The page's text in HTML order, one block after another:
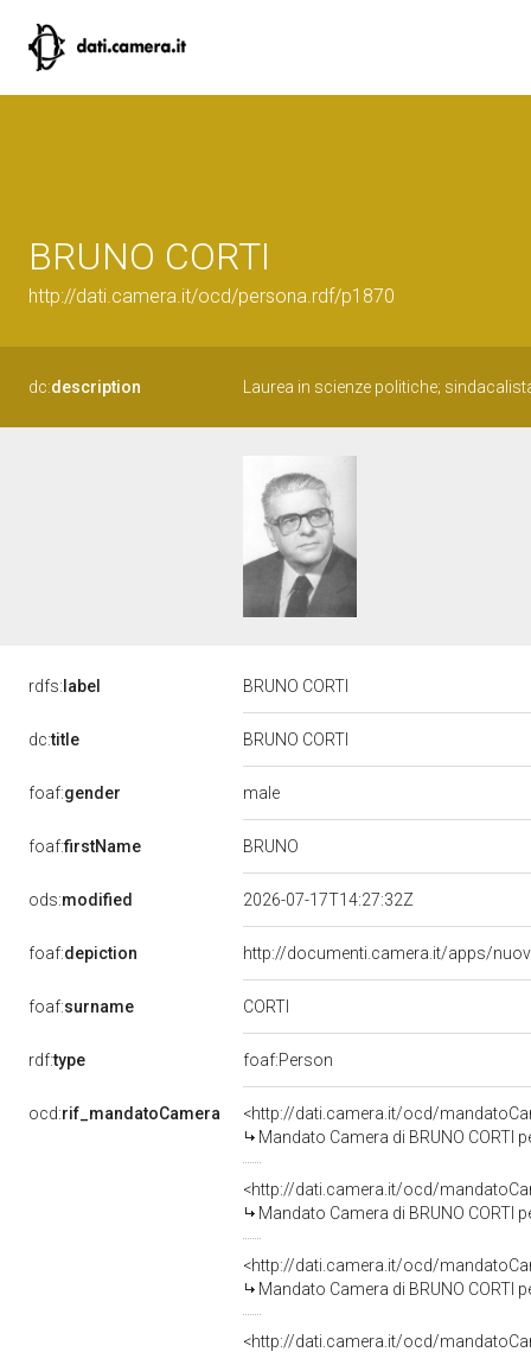
BRUNO CORTI
http://dati.camera.it/ocd/persona.rdf/p1870
dc:description Laurea in scienze politiche;
rdfs: label BRUNO CORTI
dc:title BRUNO CORTI
foaf:gender male
foaf:firstName BRUNO
ods:modified 2026-07-17T14:27:32Z
foaf:depiction http://documenti.camera.it/apps/
foaf:surname CORTI
rdf:type foaf:Person
ocd:rif_mandatoCamera
<http://dati.camera.it/ocd/
Mandato Camera di BRUNO CORTI
<http://dati.camera.it/ocd/
Mandato Camera di BRUNO CORTI
<http://dati.camera.it/ocd/
Mandato Camera di BRUNO CORTI
<http://dati.camera.it/ocd/